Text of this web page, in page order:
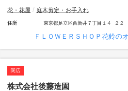
花・花屋 庭木剪定・お手入れ
住所 東京都足立区西新井７丁目１４−２２
ＦＬＯＷＥＲＳＨＯＰ花鈴の
閉店
株式会社後藤造園